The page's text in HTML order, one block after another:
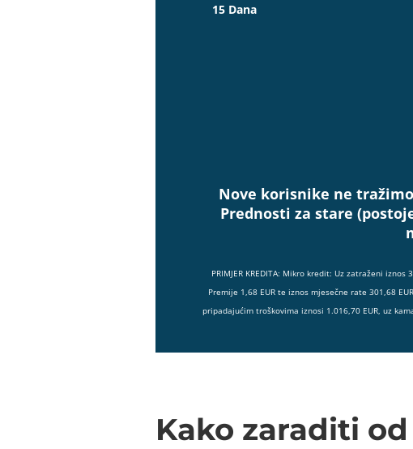
15 Dana
Nove korisnike ne
Prednosti za stare
PRIMJER KREDITA: Mikro kredit: Uz zatraženi
Premije 1,68 EUR te iznos mjesečne rate 301,68
pripadajućim troškovima iznosi 1.016,70 EUR, uz
Kako zaraditi